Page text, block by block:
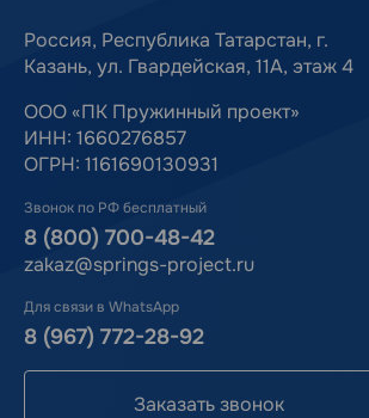
Россия, Республика Татарстан, г.
Казань, ул. Гвардейская, 11А, этаж 4
ООО «ПК Пружинный проект»
ИНН: 1660276857
ОГРН: 1161690130931
Звонок по РФ бесплатный
8 (800) 700-48-42
zakaz@springs-project.ru
Для связи в WhatsApp
8 (967) 772-28-92
Заказать звонок